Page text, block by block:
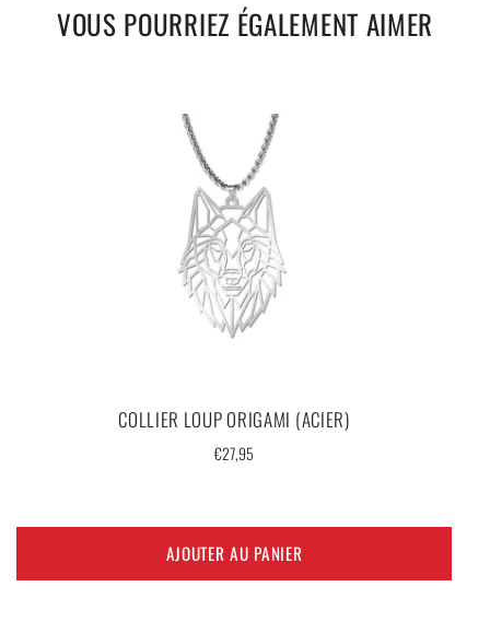
LIVRAISON OFFERTE
VOUS POURRIEZ ÉGALEMENT AIMER
COLLIER LOUP ORIGAMI (ACIER)
Prix
€27,95
AJOUTER AU PANIER